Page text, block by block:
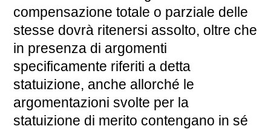
compensazione totale o parziale delle
stesse dovrà ritenersi assolto, oltre che
in presenza di argomenti
specificamente riferiti a detta
statuizione, anche allorché le
argomentazioni svolte per la
statuizione di merito contengano in sé